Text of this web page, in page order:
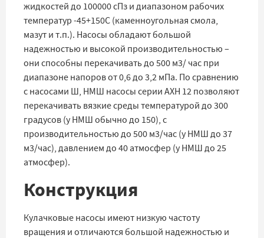
жидкостей до 100000 сПз и диапазоном рабочих
температур -45+150С (каменноугольная смола,
мазут и т.п.). Насосы обладают большой
надежностью и высокой производительностью –
они способны перекачивать до 500 м3/ час при
диапазоне напоров от 0,6 до 3,2 мПа. По сравнению
с насосами Ш, НМШ насосы серии АХН 12 позволяют
перекачивать вязкие среды температурой до 300
градусов (у НМШ обычно до 150), с
производительностью до 500 м3/час (у НМШ до 37
м3/час), давлением до 40 атмосфер (у НМШ до 25
атмосфер).
Конструкция
Кулачковые насосы имеют низкую частоту
вращения и отличаются большой надежностью и